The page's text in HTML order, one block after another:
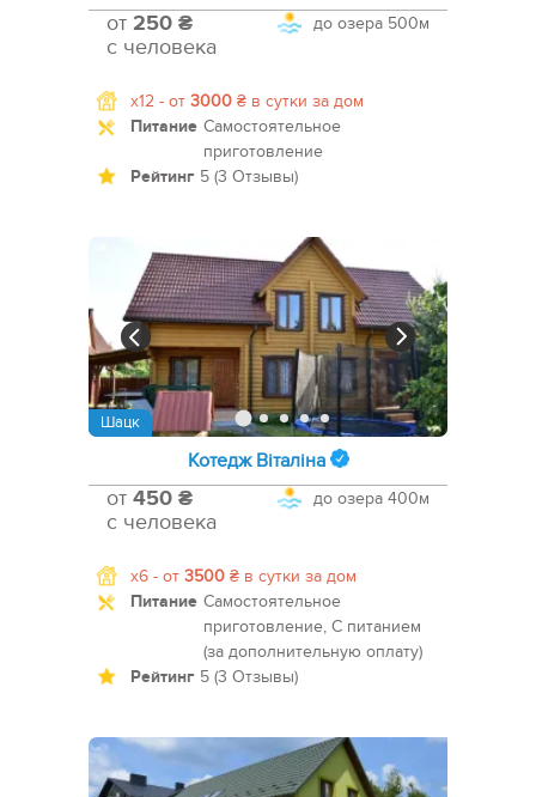
до озера 500м
от 250 ₴
с человека
x12 - от 3000 ₴ в сутки за дом
Питание Самостоятельное
приготовление
Рейтинг 5 (3 Отзывы)
Шацк
Котедж Віталіна
до озера 400м
от 450 ₴
с человека
x6 - от 3500 ₴ в сутки за дом
Питание Самостоятельное
приготовление, С питанием
(за дополнительную оплату)
Рейтинг 5 (3 Отзывы)